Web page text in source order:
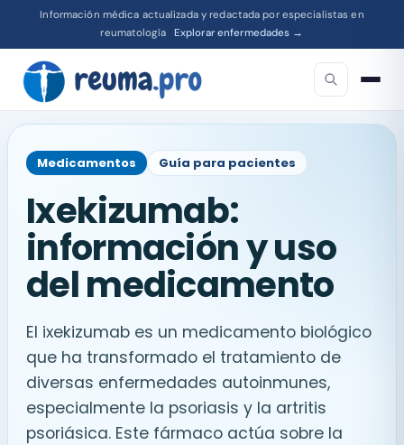
Información médica actualizada y redactada por especialistas en
reumatología Explorar enfermedades →
Medicamentos Guía para pacientes
Ixekizumab:
información y uso
del medicamento
El ixekizumab es un medicamento biológico
que ha transformado el tratamiento de
diversas enfermedades autoinmunes,
especialmente la psoriasis y la artritis
psoriásica. Este fármaco actúa sobre la